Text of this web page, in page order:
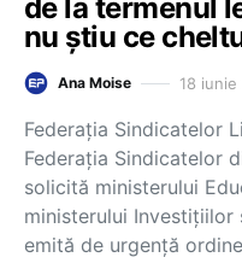
de la termenul
nu știu ce
Ana Moise 18 iunie
Federația Sindicatelor
Federația Sindicatelor
solicită ministerului
ministerului Investițiilor
emită de urgență